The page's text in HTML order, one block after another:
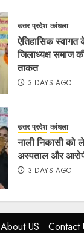
उत्तर प्रदेश कांधला
ऐतिहासिक स्वागत
जिलाध्यक्ष समाज
ताकत
3 DAYS AGO
उत्तर प्रदेश कांधला
नाली निकासी को
अस्पताल और
3 DAYS AGO
About US Contact